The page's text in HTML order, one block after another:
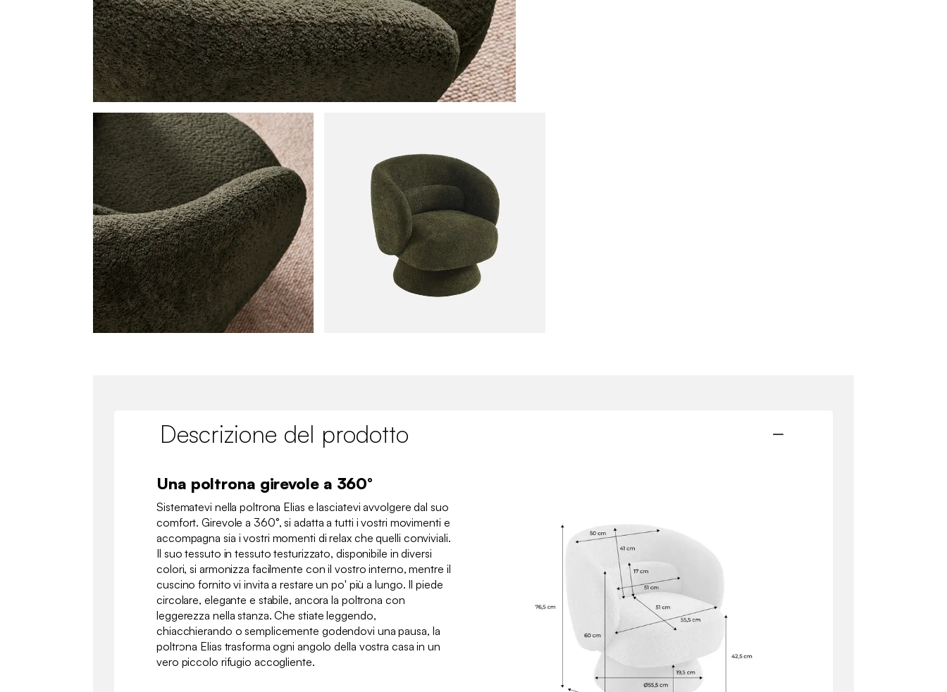
Descrizione del prodotto
Una poltrona girevole a 360°
Sistematevi nella poltrona Elias e lasciatevi avvolgere dal suo
comfort. Girevole a 360°, si adatta a tutti i vostri movimenti e
accompagna sia i vostri momenti di relax che quelli conviviali.
Il suo tessuto in tessuto testurizzato, disponibile in diversi
colori, si armonizza facilmente con il vostro interno, mentre il
cuscino fornito vi invita a restare un po' più a lungo. Il piede
circolare, elegante e stabile, ancora la poltrona con
leggerezza nella stanza. Che stiate leggendo,
chiacchierando o semplicemente godendovi una pausa, la
poltrona Elias trasforma ogni angolo della vostra casa in un
vero piccolo rifugio accogliente.